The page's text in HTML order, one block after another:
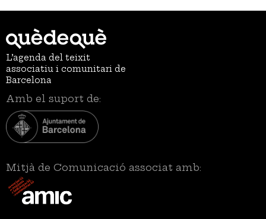
L’agenda del teixit
associatiu i comunitari de
Barcelona
Amb el suport de:
Mitjà de Comunicació associat amb: